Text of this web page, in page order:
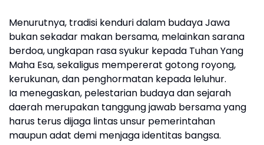
Menurutnya, tradisi kenduri dalam budaya Jawa
bukan sekadar makan bersama, melainkan sarana
berdoa, ungkapan rasa syukur kepada Tuhan Yang
Maha Esa, sekaligus mempererat gotong royong,
kerukunan, dan penghormatan kepada leluhur.
Ia menegaskan, pelestarian budaya dan sejarah
daerah merupakan tanggung jawab bersama yang
harus terus dijaga lintas unsur pemerintahan
maupun adat demi menjaga identitas bangsa.